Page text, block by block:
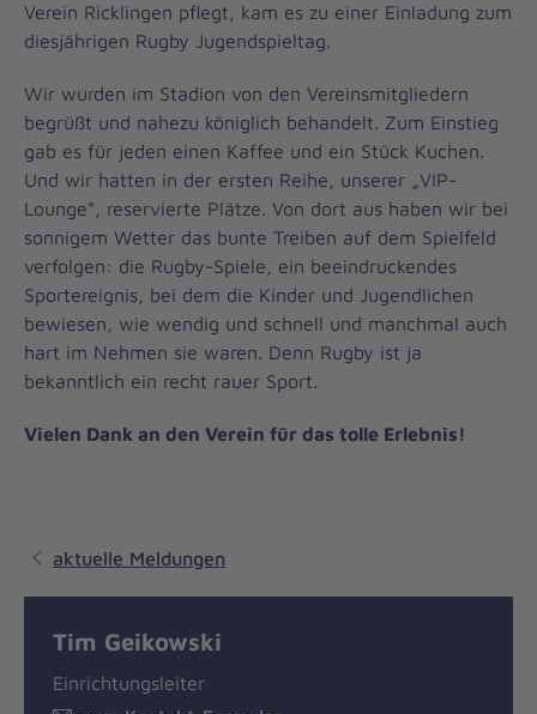
Verein Ricklingen pflegt, kam es zu einer Einladung zum
diesjährigen Rugby Jugendspieltag.
Wir wurden im Stadion von den Vereinsmitgliedern
begrüßt und nahezu königlich behandelt. Zum Einstieg
gab es für jeden einen Kaffee und ein Stück Kuchen.
Und wir hatten in der ersten Reihe, unserer „VIP-
Lounge“, reservierte Plätze. Von dort aus haben wir bei
sonnigem Wetter das bunte Treiben auf dem Spielfeld
verfolgen: die Rugby-Spiele, ein beeindruckendes
Sportereignis, bei dem die Kinder und Jugendlichen
bewiesen, wie wendig und schnell und manchmal auch
hart im Nehmen sie waren. Denn Rugby ist ja
bekanntlich ein recht rauer Sport.
Vielen Dank an den Verein für das tolle Erlebnis!
aktuelle Meldungen
Tim Geikowski
Einrichtungsleiter